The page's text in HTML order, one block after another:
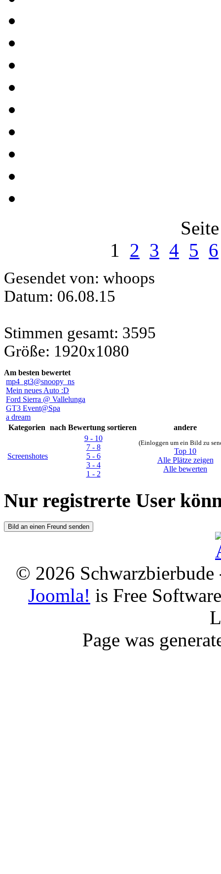
1 2 3 4 5 6
Gesendet von: whoops
Datum: 06.08.15
Stimmen gesamt: 3595
Größe: 1920x1080
Am besten bewertet
mp4_gt3@snoopy_ns
Mein neues Auto :D
Ford Sierra @ Vallelunga
GT3 Event@Spa
a dream
Kategorien nach Bewertung sortieren andere
Screenshotes
9 - 10
7 - 8
5 - 6
3 - 4
1 - 2
(Einloggen um ein Bild zu
Top 10
Alle Plätze zeigen
Alle bewerten
Nur registrerte User
© 2026
Joomla! is Free
Page was